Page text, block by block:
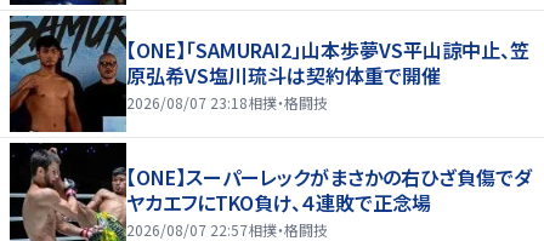
【ONE】「SAMURAI2」山本歩夢VS平山諒中止、笠
原弘希VS塩川琉斗は契約体重で開催
2026/08/07 23:18相撲・格闘技
【ONE】スーパーレックがまさかの右ひざ負傷でダ
ヤカエフにTKO負け、４連敗で正念場
2026/08/07 22:57相撲・格闘技